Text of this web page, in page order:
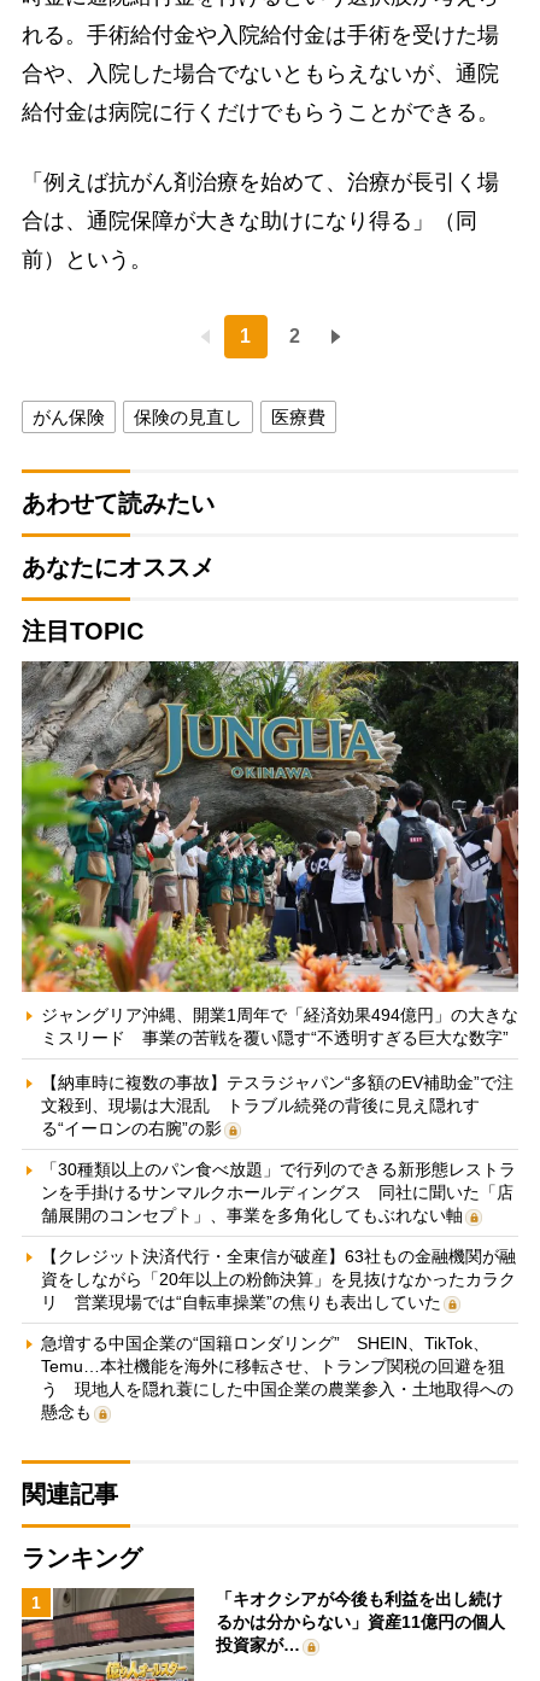
れる。手術給付金や入院給付金は手術を受けた場
合や、入院した場合でないともらえないが、通院
給付金は病院に行くだけでもらうことができる。
「例えば抗がん剤治療を始めて、治療が長引く場
合は、通院保障が大きな助けになり得る」（同
前）という。
1 2
がん保険 保険の見直し 医療費
あわせて読みたい
あなたにオススメ
注目TOPIC
ジャングリア沖縄、開業1周年で「経済効果494億円」の大きな
ミスリード 事業の苦戦を覆い隠す“不透明すぎる巨大な数字”
【納車時に複数の事故】テスラジャパン“多額のEV補助金”で注
文殺到、現場は大混乱 トラブル続発の背後に見え隠れす
る“イーロンの右腕”の影
「30種類以上のパン食べ放題」で行列のできる新形態レストラ
ンを手掛けるサンマルクホールディングス 同社に聞いた「店
舗展開のコンセプト」、事業を多角化してもぶれない軸
【クレジット決済代行・全東信が破産】63社もの金融機関が融
資をしながら「20年以上の粉飾決算」を見抜けなかったカラク
リ 営業現場では“自転車操業”の焦りも表出していた
急増する中国企業の“国籍ロンダリング” SHEIN、TikTok、
Temu…本社機能を海外に移転させ、トランプ関税の回避を狙
う 現地人を隠れ蓑にした中国企業の農業参入・土地取得への
懸念も
関連記事
ランキング
1
「キオクシアが今後も利益を出し続け
るかは分からない」資産11億円の個人
投資家が…